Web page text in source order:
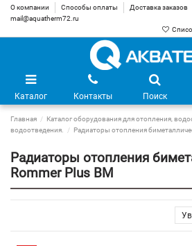
О компании Способы оплаты Доставка заказов
mail@aquatherm72.ru
Каталог Контакты Поиск
Главная
Каталог оборудования для отопления,
водоотведения.
Радиаторы отопления
Радиаторы отопления
Rommer Plus BM